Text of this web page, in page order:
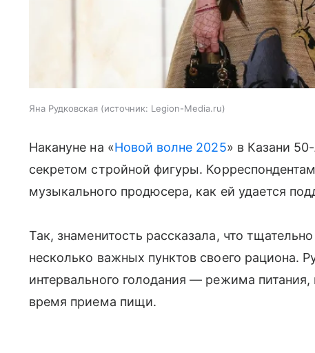
Яна Рудковская источник: Legion-Media.ru
Накануне на «Новой волне 2025» в Казани
секретом стройной фигуры.
музыкального продюсера, как ей удается
Так, знаменитость рассказала, что
несколько важных пунктов своего рациона.
интервального голодания — режима
время приема пищи.